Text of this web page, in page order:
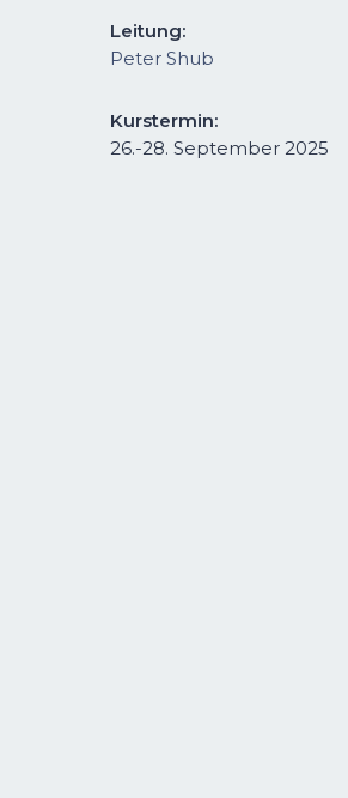
Kurstermin:
26.-28. September 2025
Leitung:
Peter Shub